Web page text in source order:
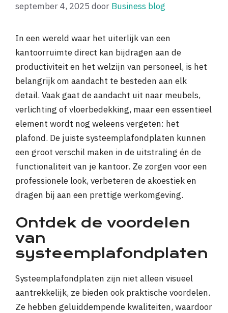
september 4, 2025 door Business blog
In een wereld waar het uiterlijk van een
kantoorruimte direct kan bijdragen aan de
productiviteit en het welzijn van personeel, is het
belangrijk om aandacht te besteden aan elk
detail. Vaak gaat de aandacht uit naar meubels,
verlichting of vloerbedekking, maar een essentieel
element wordt nog weleens vergeten: het
plafond. De juiste systeemplafondplaten kunnen
een groot verschil maken in de uitstraling én de
functionaliteit van je kantoor. Ze zorgen voor een
professionele look, verbeteren de akoestiek en
dragen bij aan een prettige werkomgeving.
Ontdek de voordelen
van
systeemplafondplaten
Systeemplafondplaten zijn niet alleen visueel
aantrekkelijk, ze bieden ook praktische voordelen.
Ze hebben geluiddempende kwaliteiten, waardoor